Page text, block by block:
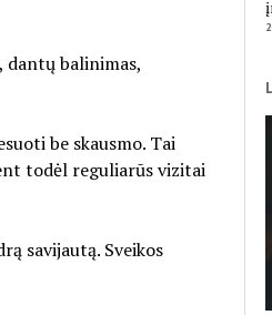
dantų balinimas,
be skausmo. Tai
todėl reguliarūs vizitai
savijautą. Sveikos